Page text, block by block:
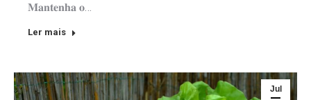
𝐌𝐚𝐧𝐭𝐞𝐧𝐡𝐚 𝐨…
Ler mais
Jul